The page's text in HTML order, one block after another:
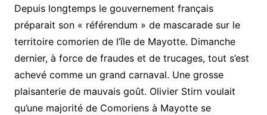
Depuis longtemps le gouvernement français
préparait son « référendum » de mascarade sur le
territoire comorien de l’île de Mayotte. Dimanche
dernier, à force de fraudes et de trucages, tout s’est
achevé comme un grand carnaval. Une grosse
plaisanterie de mauvais goût. Olivier Stirn voulait
qu’une majorité de Comoriens à Mayotte se